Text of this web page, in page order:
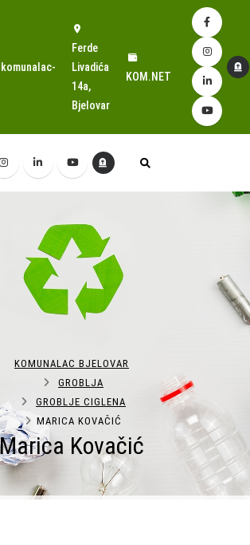
Ferde
Livadića
14a,
Bjelovar
KOM.NET
Marica Kovačić
KOMUNALAC BJELOVAR
GROBLJA
GROBLJE CIGLENA
MARICA KOVAČIĆ